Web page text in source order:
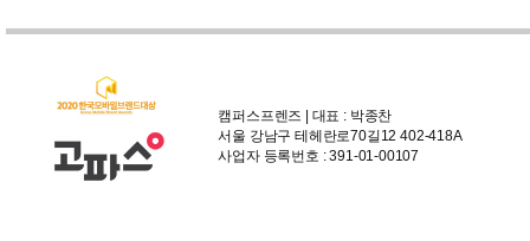
캠퍼스프렌즈 | 대표 : 박종찬
서울 강남구 테헤란로70길12 402-418A
사업자 등록번호 : 391-01-00107